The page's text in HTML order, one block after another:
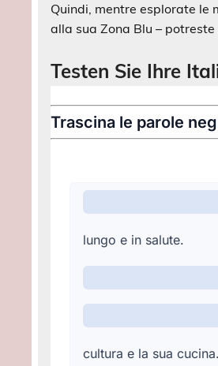
Quindi, mentre esplorate le
alla sua Zona Blu –
Testen Sie Ihre